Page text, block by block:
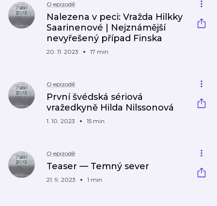
O epizodě
Nalezena v peci: Vražda Hilkky
Saarinenové | Nejznámější
nevyřešený případ Finska
20. 11. 2023 17 min
O epizodě
První švédská sériová
vražedkyně Hilda Nilssonová
1. 10. 2023 15 min
O epizodě
Teaser — Temný sever
21. 9. 2023 1 min